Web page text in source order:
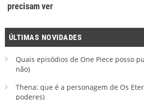
precisam ver
ÚLTIMAS NOVIDADES
Quais episódios de One Piece posso
não)
Thena: que é a personagem de Os
poderes)